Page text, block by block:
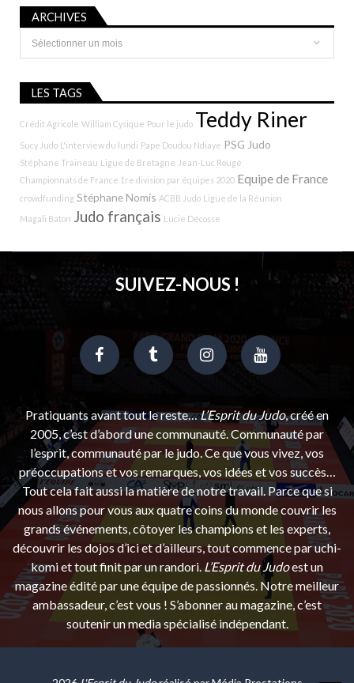
ARCHIVES
Archives
LES TAGS
Crédit Agricole William Cysique Pour le judo Teddy Riner
Sucy Judo L'interview du lundi Pape Doudou Ndiaye PSG Judo
Stéphane Traineau Ligue de Bretagne Jean-Luc Rougé
Championnats de France 1re division par équipes 2020 Equipe de France
crowdfunding Stéphane Nomis ACBB Judo Ligue de la Réunion
Magali Baton Judo français Lucie Décosse
SUIVEZ-NOUS !
Pratiquants avant tout le reste…L’Esprit du Judo, créé en
2005, c’est d’abord une communauté. Communauté par
l’esprit, communauté par le judo. Ce que vous vivez, vos
préoccupations et vos remarques, vos idées et vos succès…
Tout cela fait aussi la matière de notre travail. Parce que si
nous allons pour vous aux quatre coins du monde couvrir les
grands événements, côtoyer les champions et les experts,
découvrir les dojos d’ici et d’ailleurs, tout commence par uchi-
komi et tout finit par un randori.L’Esprit du Judoest un
magazine édité par une équipe de passionnés. Notre meilleur
ambassadeur, c’est vous ! S’abonner au magazine, c’est
soutenir un media spécialisé indépendant.